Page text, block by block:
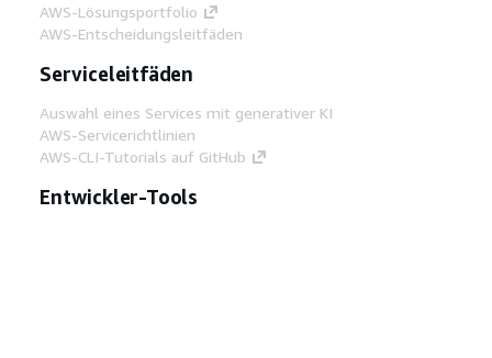
AWS-Lösungsportfolio
AWS-Entscheidungsleitfäden
Serviceleitfäden
Auswahl eines Services mit generativer KI
AWS-Servicerichtlinien
AWS-CLI-Tutorials auf GitHub
Entwickler-Tools